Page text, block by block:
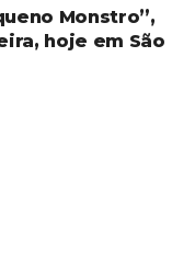
Monstro”,
hoje em São